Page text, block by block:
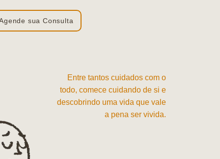
sua Consulta
Entre tantos cuidados com o
todo, comece cuidando de si e
descobrindo uma vida que vale
a pena ser vivida.